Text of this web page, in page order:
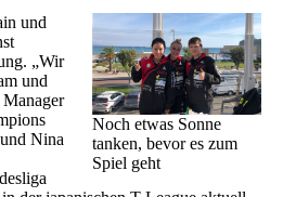
Noch etwas Sonne
tanken, bevor es zum
Spiel geht
und
„Wir
und
Nina